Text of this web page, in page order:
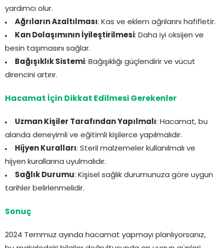
yardımcı olur.
Ağrıların Azaltılması : Kas ve eklem ağrılarını hafifletir.
Kan Dolaşımının İyileştirilmesi : Daha iyi oksijen ve
besin taşımasını sağlar.
Bağışıklık Sistemi : Bağışıklığı güçlendirir ve vücut
direncini artırır.
Hacamat İçin Dikkat Edilmesi Gerekenler
Uzman Kişiler Tarafından Yapılmalı : Hacamat, bu
alanda deneyimli ve eğitimli kişilerce yapılmalıdır.
Hijyen Kuralları : Steril malzemeler kullanılmalı ve
hijyen kurallarına uyulmalıdır.
Sağlık Durumu : Kişisel sağlık durumunuza göre uygun
tarihler belirlenmelidir.
Sonuç
2024 Temmuz ayında hacamat yapmayı planlıyorsanız,